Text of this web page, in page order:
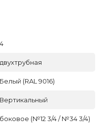
4
двухтрубная
Белый (RAL 9016)
Вертикальный
боковое (№12 3/4 / №34 3/4)